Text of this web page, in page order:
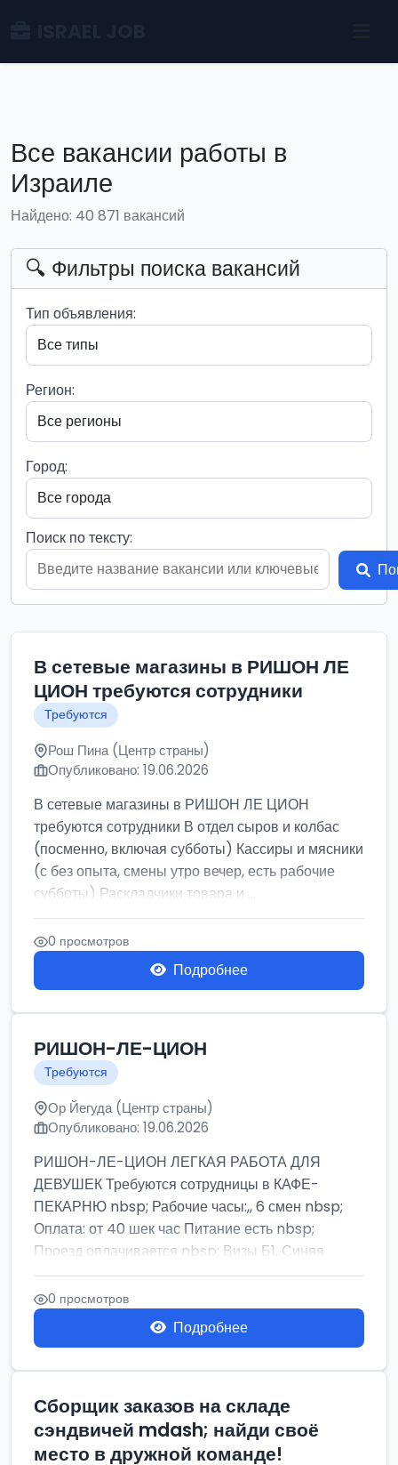
Все вакансии работы в
Израиле
Найдено: 40 871 вакансий
🔍 Фильтры поиска вакансий
Тип объявления:
Регион:
Город:
Поиск по тексту:
В сетевые магазины в РИШОН ЛЕ
ЦИОН требуются сотрудники
Требуются
Рош Пина (Центр страны)
Опубликовано: 19.06.2026
В сетевые магазины в РИШОН ЛЕ ЦИОН
требуются сотрудники В отдел сыров и колбас
(посменно, включая субботы) Кассиры и мясники
(с без опыта, смены утро вечер, есть рабочие
субботы) Раскладчики товара и ...
0 просмотров
Подробнее
РИШОН-ЛЕ-ЦИОН
Требуются
Ор Йегуда (Центр страны)
Опубликовано: 19.06.2026
РИШОН-ЛЕ-ЦИОН ЛЕГКАЯ РАБОТА ДЛЯ
ДЕВУШЕК Требуются сотрудницы в КАФЕ-
ПЕКАРНЮ nbsp; Рабочие часы:,, 6 смен nbsp;
Оплата: от 40 шек час Питание есть nbsp;
Проезд оплачивается nbsp; Визы Б1, Синяя
бумага,...
0 просмотров
Подробнее
Сборщик заказов на складе
сэндвичей mdash; найди своё
место в дружной команде!